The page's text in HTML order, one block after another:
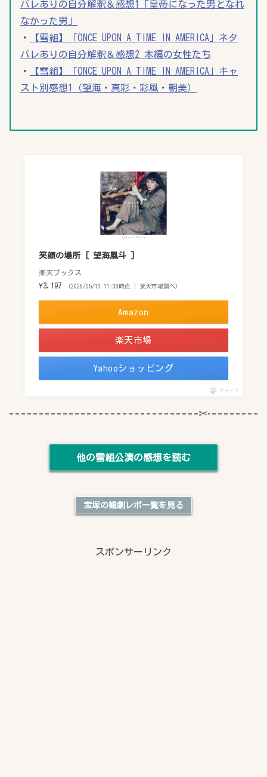
バレありの自分解釈＆感想1「皇帝になった男となれ
なかった男」
・
【雪組】「ONCE UPON A TIME IN AMERICA」ネタ
バレありの自分解釈＆感想2 本編の女性たち
・
【雪組】「ONCE UPON A TIME IN AMERICA」キャ
スト別感想1（望海・真彩・彩風・朝美）
笑顔の場所 [ 望海風斗 ]
楽天ブックス
¥3,197
（2026/05/13 11:38時点 | 楽天市場調べ）
Amazon
楽天市場
Yahooショッピング
ポチップ
他の雪組公演の感想を読む
宝塚の観劇レポ一覧を見る
スポンサーリンク